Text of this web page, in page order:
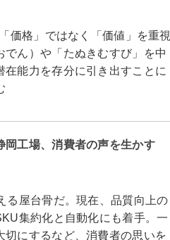
格」ではなく「価値」を重視
でん）や「たぬきむすび」を中
能力を存分に引き出すことに
工場、消費者の声を生かす
屋台骨だ。現在、品質向上の
集約化と自動化にも着手。一
にするなど、消費者の思いを